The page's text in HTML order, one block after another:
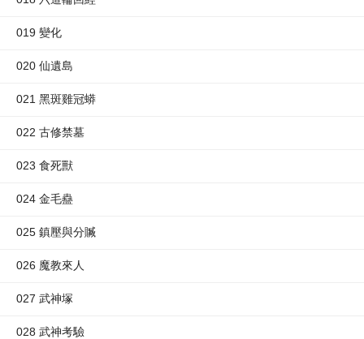
019 變化
020 仙遺島
021 黑斑雞冠蟒
022 古修禁墓
023 食死獸
024 金毛蠱
025 鎮壓與分贓
026 魔教來人
027 武神塚
028 武神考驗